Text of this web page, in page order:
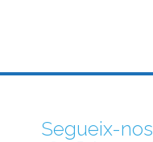
Segueix-nos